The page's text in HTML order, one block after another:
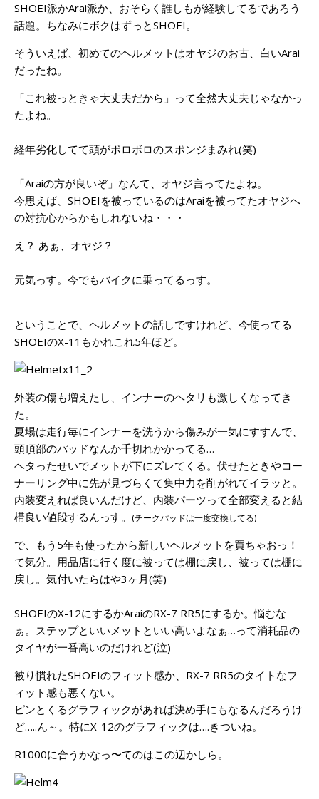
SHOEI派かArai派か、おそらく誰しもが経験してるであろう
話題。ちなみにボクはずっとSHOEI。
そういえば、初めてのヘルメットはオヤジのお古、白いArai
だったね。
「これ被っときゃ大丈夫だから」って全然大丈夫じゃなかっ
たよね。
経年劣化してて頭がボロボロのスポンジまみれ(笑)
「Araiの方が良いぞ」なんて、オヤジ言ってたよね。
今思えば、SHOEIを被っているのはAraiを被ってたオヤジへ
の対抗心からかもしれないね・・・
え？ あぁ、オヤジ？
元気っす。今でもバイクに乗ってるっす。
ということで、ヘルメットの話しですけれど、今使ってる
SHOEIのX-11もかれこれ5年ほど。
外装の傷も増えたし、インナーのヘタリも激しくなってき
た。
夏場は走行毎にインナーを洗うから傷みが一気にすすんで、
頭頂部のパッドなんか千切れかかってる…
ヘタったせいでメットが下にズレてくる。伏せたときやコー
ナーリング中に先が見づらくて集中力を削がれてイラッと。
内装変えれば良いんだけど、内装パーツって全部変えると結
構良い値段するんっす。
(チークパッドは一度交換してる)
で、もう5年も使ったから新しいヘルメットを買ちゃおっ！
て気分。用品店に行く度に被っては棚に戻し、被っては棚に
戻し。気付いたらはや3ヶ月(笑)
SHOEIのX-12にするかAraiのRX-7 RR5にするか。悩むな
ぁ。ステップといいメットといい高いよなぁ…って消耗品の
タイヤが一番高いのだけれど(泣)
被り慣れたSHOEIのフィット感か、RX-7 RR5のタイトなフ
ィット感も悪くない。
ピンとくるグラフィックがあれば決め手にもなるんだろうけ
ど…..ん～。特にX-12のグラフィックは….きついね。
R1000に合うかなっ〜てのはこの辺かしら。